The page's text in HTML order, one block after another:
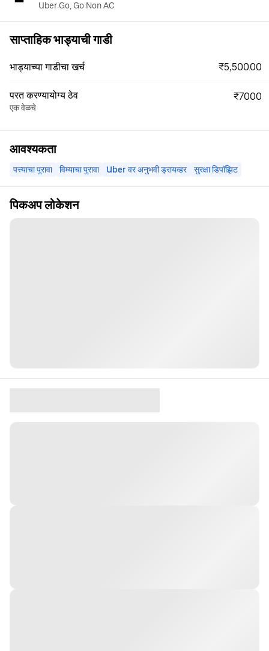
Uber Go, Go Non AC
साप्ताहिक भाड्याची गाडी
भाड्याच्या गाडीचा खर्च ₹5,500.00
परत करण्यायोग्य ठेव
एक वेळचे
₹7000
आवश्यकता
पत्त्याचा पुरावा विम्याचा पुरावा Uber वर अनुभवी ड्रायव्हर सुरक्षा डिपॉझिट
पिकअप लोकेशन